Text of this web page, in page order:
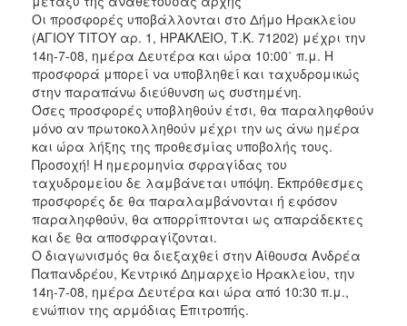
Οι προσφορές υποβάλλονται στο Δήμο Ηρακλείου
(ΑΓΙΟΥ ΤΙΤΟΥ αρ. 1, ΗΡΑΚΛΕΙΟ, Τ.Κ. 71202) μέχρι την
14η-7-08, ημέρα Δευτέρα και ώρα 10:00΄ π.μ. Η
προσφορά μπορεί να υποβληθεί και ταχυδρομικώς
στην παραπάνω διεύθυνση ως συστημένη.
Όσες προσφορές υποβληθούν έτσι, θα παραληφθούν
μόνο αν πρωτοκολληθούν μέχρι την ως άνω ημέρα
και ώρα λήξης της προθεσμίας υποβολής τους.
Προσοχή! Η ημερομηνία σφραγίδας του
ταχυδρομείου δε λαμβάνεται υπόψη. Εκπρόθεσμες
προσφορές δε θα παραλαμβάνονται ή εφόσον
παραληφθούν, θα απορρίπτονται ως απαράδεκτες
και δε θα αποσφραγίζονται.
Ο διαγωνισμός θα διεξαχθεί στην Αίθουσα Ανδρέα
Παπανδρέου, Κεντρικό Δημαρχείο Ηρακλείου, την
14η-7-08, ημέρα Δευτέρα και ώρα από 10:30 π.μ.,
ενώπιον της αρμόδιας Επιτροπής.